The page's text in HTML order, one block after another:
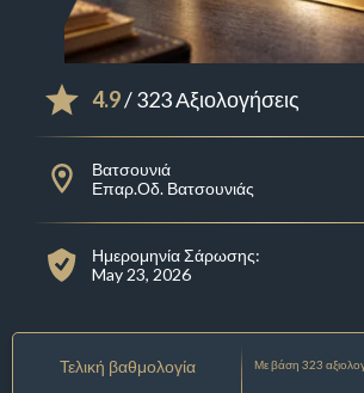
4.9/ 323 Αξιολογήσεις
Βατσουνιά
Επαρ.Οδ. Βατσουνιάς
Ημερομηνία Σάρωσης:
May 23, 2026
Τελική βαθμολογία Με βάση 323